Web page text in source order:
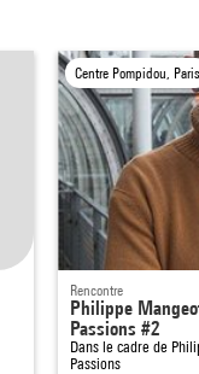
Centre Pompidou,
Rencontre
Philippe
Passions #2
Dans le cadre de
Passions